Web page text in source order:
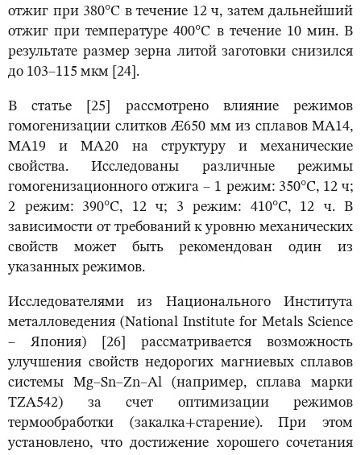
отжиг при 380°С в течение 12 ч, затем дальнейший
отжиг при температуре 400°С в течение 10 мин. В
результате размер зерна литой заготовки снизился
до 103–115 мкм [24].
В статье [25] рассмотрено влияние режимов
гомогенизации слитков Æ650 мм из сплавов МА14,
МА19 и МА20 на структуру и механические
свойства. Исследованы различные режимы
гомогенизационного отжига – 1 режим: 350°С, 12 ч;
2 режим: 390°С, 12 ч; 3 режим: 410°С, 12 ч. В
зависимости от требований к уровню механических
свойств может быть рекомендован один из
указанных режимов.
Исследователями из Национального Института
металловедения (National Institute for Metals Science
– Япония) [26] рассматривается возможность
улучшения свойств недорогих магниевых сплавов
системы Mg–Sn–Zn–Al (например, сплава марки
TZA542) за счет оптимизации режимов
термообработки (закалка+старение). При этом
установлено, что достижение хорошего сочетания